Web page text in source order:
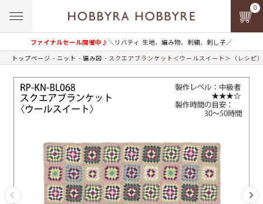
ファイナルセール開催中♪＼リバティ 生地、編み物、刺繍、刺し子／
0
トップページ ニット 編み図 スクエアブランケット＜ウールスイート＞（レシピ）